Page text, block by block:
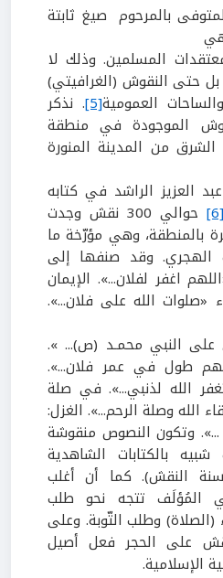
بالمرحوم صيغ ثابتة
المسلمين. وذلك لا
حتى النقوش (الغرافيتي)
العمومية[5]. نذكر
الموجودة في منطقة
من المدينة المنورة
العزيز الراشد في كتابه
[6] حوالي 300 نقش وجدت
بالمنطقة، وهي مؤرّخة ما
الهجري. وقد صنفها إلى
اغفر لفلان...». الإيمان
«صلوات الله على فلان...».
النبي محمـد (ص)... ».
طول في عمر فلان...».
الله لذنبي...». في صلة
الله وصلة الرحم...». الغزل:
وتكون النصوص منقوشة
بالكتابات الشاهدية
سنة النقش). كما أن أغلب
المُؤلَف تتجه نحو طلب
(الصلاة) وطلب التّوبة. وعلى
على الحجر فعل أصيل
الإسلامية.